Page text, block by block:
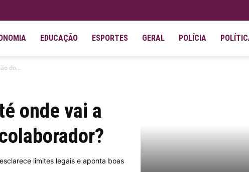
EDUCAÇÃO ESPORTES GERAL POLÍCIA
do...
onde vai a
limites legais e aponta boas